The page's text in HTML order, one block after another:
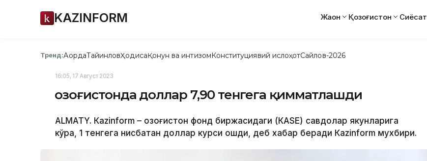
KAZINFORM Жаҳон Қозоғистон Сиёсат
Тренд:АқордаТайинловҲодисаҚонун ва интизомКонституциявий ислоҳотСайлов-2026
16:05, 17 Август 2023
Қозоғистонда доллар 7,90 тенгега қимматлашди
ALMATY. Кazinform – Қозоғистон фонд биржасидаги (КАSЕ) савдолар якунларига
кўра, 1 тенгега нисбатан доллар курси ошди, деб хабар беради Кazinform мухбири.